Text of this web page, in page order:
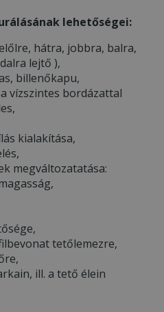
lehetőségei:
hátra, jobbra, balra,
lejtő ),
billenőkapu,
vízszintes bordázattal
kialakítása,
megváltozatatása:
tetőlemezre,
ill. a tető élein